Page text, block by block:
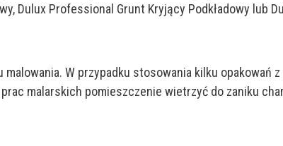
Dulux Professional Grunt Kryjący Podkładowy lub
W przypadku stosowania kilku
malarskich pomieszczenie wietrzyć do zaniku